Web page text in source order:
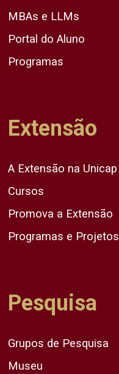
MBAs e LLMs
Portal do Aluno
Programas
Extensão
A Extensão na Unicap
Cursos
Promova a Extensão
Programas e Projetos
Pesquisa
Grupos de Pesquisa
Museu